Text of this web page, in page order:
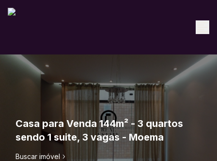
Casa para Venda 144m² - 3 quartos
sendo 1 suite, 3 vagas - Moema
Buscar imóvel